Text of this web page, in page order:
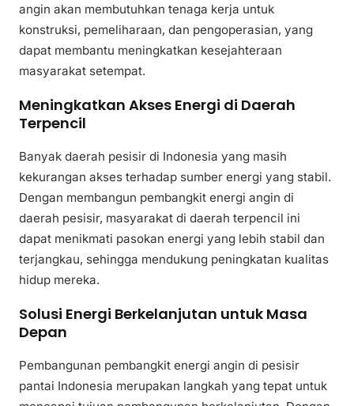
angin akan membutuhkan tenaga kerja untuk
konstruksi, pemeliharaan, dan pengoperasian, yang
dapat membantu meningkatkan kesejahteraan
masyarakat setempat.
Meningkatkan Akses Energi di Daerah
Terpencil
Banyak daerah pesisir di Indonesia yang masih
kekurangan akses terhadap sumber energi yang stabil.
Dengan membangun pembangkit energi angin di
daerah pesisir, masyarakat di daerah terpencil ini
dapat menikmati pasokan energi yang lebih stabil dan
terjangkau, sehingga mendukung peningkatan kualitas
hidup mereka.
Solusi Energi Berkelanjutan untuk Masa
Depan
Pembangunan pembangkit energi angin di pesisir
pantai Indonesia merupakan langkah yang tepat untuk